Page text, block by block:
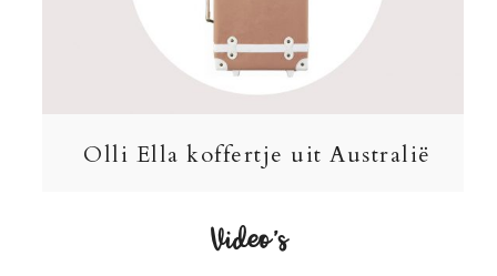
Olli Ella koffertje uit Australië
Video’s